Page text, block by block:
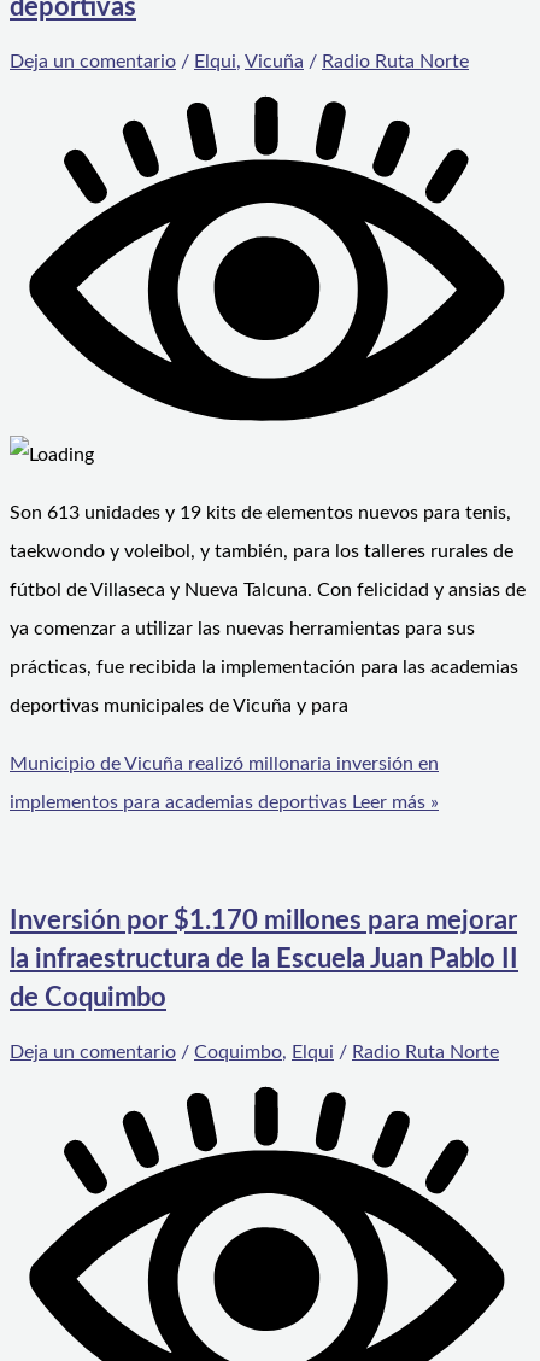
deportivas
Deja un comentario / Elqui, Vicuña / Radio Ruta Norte
Son 613 unidades y 19 kits de elementos nuevos para tenis,
taekwondo y voleibol, y también, para los talleres rurales de
fútbol de Villaseca y Nueva Talcuna. Con felicidad y ansias de
ya comenzar a utilizar las nuevas herramientas para sus
prácticas, fue recibida la implementación para las academias
deportivas municipales de Vicuña y para
Municipio de Vicuña realizó millonaria inversión en
implementos para academias deportivas Leer más »
Inversión por $1.170 millones para mejorar
la infraestructura de la Escuela Juan Pablo II
de Coquimbo
Deja un comentario / Coquimbo, Elqui / Radio Ruta Norte